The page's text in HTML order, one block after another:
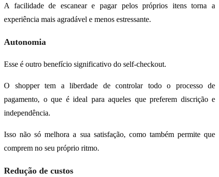
A facilidade de escanear e pagar pelos próprios itens torna a
experiência mais agradável e menos estressante.
Autonomia
Esse é outro benefício significativo do self-checkout.
O shopper tem a liberdade de controlar todo o processo de
pagamento, o que é ideal para aqueles que preferem discrição e
independência.
Isso não só melhora a sua satisfação, como também permite que
comprem no seu próprio ritmo.
Redução de custos